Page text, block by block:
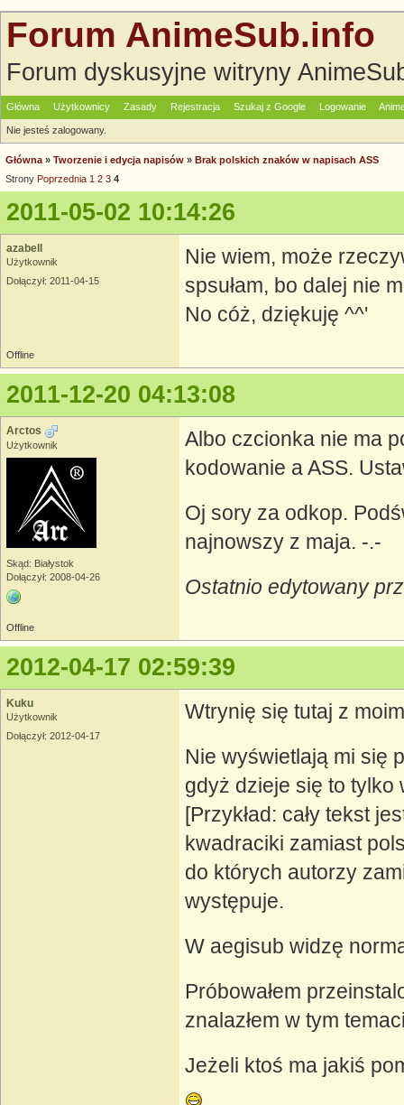
Forum AnimeSub.info
Forum dyskusyjne witryny
Główna Użytkownicy Zasady Rejestracja Szukaj z Google Logowanie
Nie jesteś zalogowany.
Główna » Tworzenie i edycja napisów » Brak polskich znaków w napisach ASS
Strony Poprzednia 1 2 3 4
2011-05-02 10:14:26
azabell
Użytkownik
Dołączył: 2011-04-15
Nie wiem, może
spsułam, bo dalej nie
No cóż, dziękuję ^^'
Offline
2011-12-20 04:13:08
Arctos
Użytkownik
Skąd: Białystok
Dołączył: 2008-04-26
Albo czcionka nie ma
kodowanie a ASS.
Oj sory za odkop.
najnowszy z maja. -.-
Ostatnio edytowany
Offline
2012-04-17 02:59:39
Kuku
Użytkownik
Dołączył: 2012-04-17
Wtrynię się tutaj z
Nie wyświetlają mi się
gdyż dzieje się to tylko
[Przykład: cały tekst
kwadraciki zamiast
do których autorzy
występuje.
W aegisub widzę
Próbowałem
znalazłem w tym
Jeżeli ktoś ma jakiś